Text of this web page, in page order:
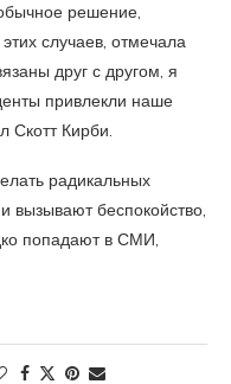
решение,
случаев, отмечала
друг с другом, я
привлекли наше
Скотт Кирби.
радикальных
вызывают беспокойство,
попадают в СМИ,